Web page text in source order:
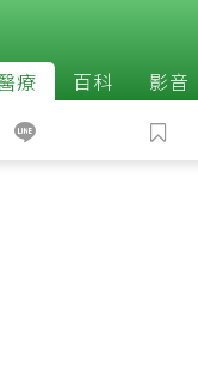
療 百科 影音